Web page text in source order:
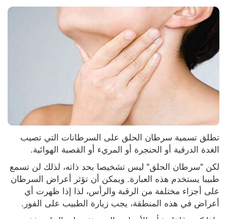
الغدة الدرقية أو الحنجرة أو المريء أو القصبة الهوائية.
أعراض في هذه المنطقة، يجب زيارة الطبيب على الفور.